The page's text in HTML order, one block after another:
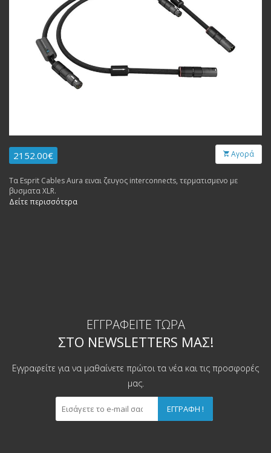
2152.00€ Αγορά
Τα Esprit Cables Aura ειναι ζευγος interconnects, τερματισμενο με
βυσματα XLR.
Δείτε περισσότερα
ΕΓΓΡΑΦΕΊΤΕ ΤΏΡΑ
ΣΤΟ NEWSLETTERS ΜΑΣ!
Εγγραφείτε για να μαθαίνετε πρώτοι τα νέα και τις προσφορές
μας.
ΕΓΓΡΑΦΉ !